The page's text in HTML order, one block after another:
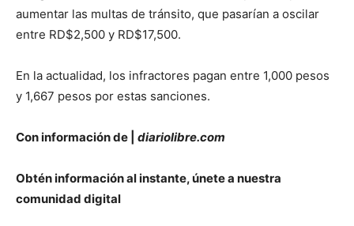
aumentar las multas de tránsito, que pasarían a oscilar
entre RD$2,500 y RD$17,500.
En la actualidad, los infractores pagan entre 1,000 pesos
y 1,667 pesos por estas sanciones.
Con información de | diariolibre.com
Obtén información al instante, únete a nuestra
comunidad digital